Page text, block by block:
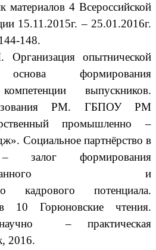
материалов 4 Всероссийской
15.11.2015г. – 25.01.2016г.
148.
опытнической
формирования
выпускников.
РМ. ГБПОУ РМ
промышленно –
Социальное партнёрство в
формирования
и
кадрового потенциала.
10 Горюновские чтения.
научно – практическая
2016.